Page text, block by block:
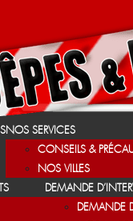
NOS SERVICES
CONSEILS &
NOS VILLES
DEMANDE
DEMANDE